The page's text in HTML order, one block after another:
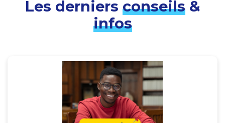
Les derniers conseils&
infos